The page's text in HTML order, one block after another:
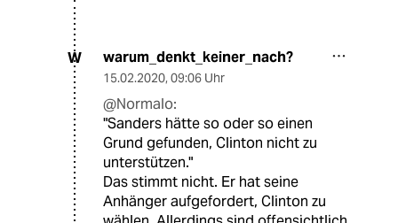
W warum_denkt_keiner_nach?
15.02.2020, 09:06 Uhr
@Normalo:
"Sanders hätte so oder so einen
Grund gefunden, Clinton nicht zu
unterstützen."
Das stimmt nicht. Er hat seine
Anhänger aufgefordert, Clinton zu